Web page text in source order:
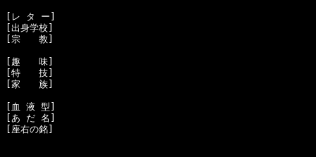
[レ タ ー]
[出身学校]
[宗　　教]
[趣　　味]
[特　　技]
[家　　族]
[血 液 型]
[あ だ 名]